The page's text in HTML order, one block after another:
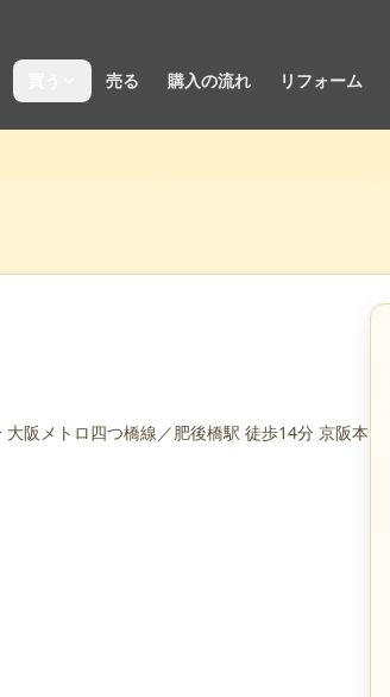
売る 購入の流れ リフォーム
阪メトロ四つ橋線／肥後橋駅 徒歩14分 京阪本